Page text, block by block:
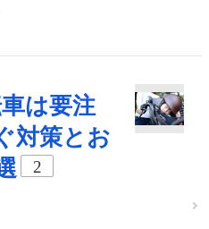
は要注
対策とお
2